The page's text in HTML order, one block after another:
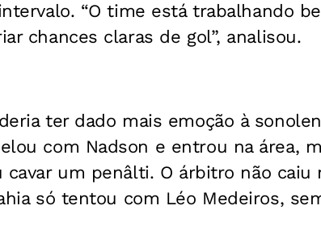
“O time está trabalhando
chances claras de gol”, analisou.
ter dado mais emoção à
com Nadson e entrou na área,
um penâlti. O árbitro não caiu
só tentou com Léo Medeiros,